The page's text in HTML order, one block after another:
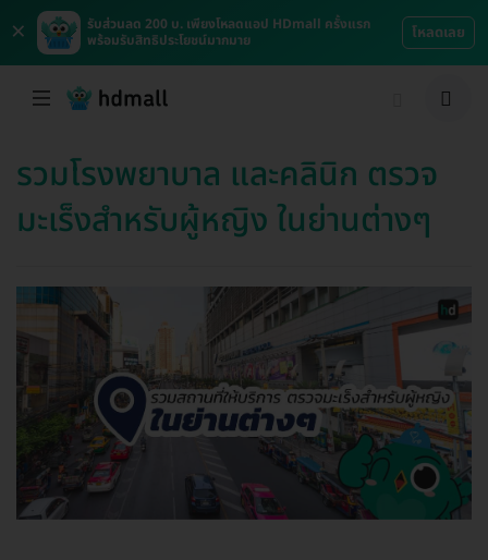
×
รับส่วนลด 200 บ. เพียงโหลดแอป HDmall ครั้งแรก
พร้อมรับสิทธิประโยชน์มากมาย
โหลดเลย
รวมโรงพยาบาล และคลินิก ตรวจ
มะเร็งสำหรับผู้หญิง ในย่านต่างๆ